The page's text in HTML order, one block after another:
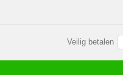
Veilig betalen